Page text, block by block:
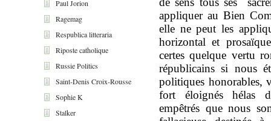
Paul Jorion
Ragemag
Respublica litteraria
Riposte catholique
Russie Politics
Saint-Denis Croix-Rousse
Sophie K
Stalker
appliquer au Bien
elle ne peut les
horizontal et
certes quelque vertu
républicains si nous
politiques honorables,
fort éloignés hélas
empêtrés que nous